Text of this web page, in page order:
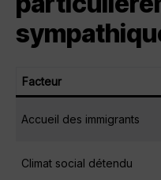
Facteur
Accueil des immigrants
Climat social détendu